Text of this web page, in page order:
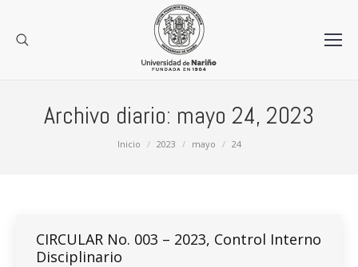
Archivo diario: mayo 24, 2023
Inicio 2023 mayo 24
CIRCULAR No. 003 – 2023, Control Interno
Disciplinario